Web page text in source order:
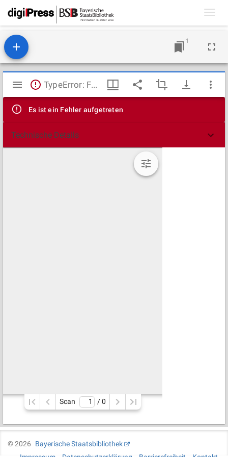
1
Mirador
Viewer
TypeError: Failed to fetch
Es ist ein Fehler aufgetreten
Technische Details
Scan / 0
©2026
Bayerische Staatsbibliothek